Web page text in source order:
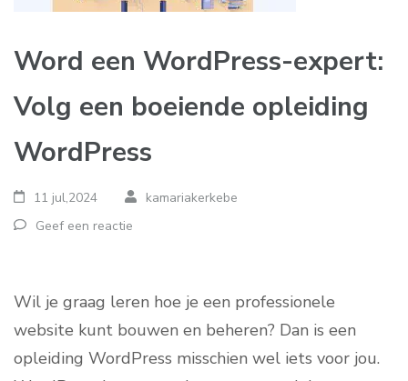
Word een WordPress-expert:
Volg een boeiende opleiding
WordPress
11 jul,2024
kamariakerkebe
Geef een reactie
Wil je graag leren hoe je een professionele
website kunt bouwen en beheren? Dan is een
opleiding WordPress misschien wel iets voor jou.